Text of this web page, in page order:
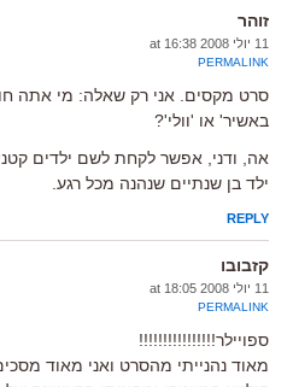
זוהר
11 יולי 2008 at 16:38
PERMALINK
סרט מקסים. אני רק שאלה: מי אתה
באשיר' או 'וולי'?
אה, ודני, אפשר לקחת לשם ילדים
ילד בן שנתיים שנהנה מכל רגע.
REPLY
קזבובו
11 יולי 2008 at 18:05
PERMALINK
ספויילר!!!!!!!!!!!!!!!!
מאוד נהנייתי מהסרט ואני מאוד